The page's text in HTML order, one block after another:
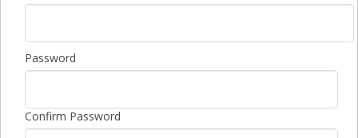
Password
Confirm Password